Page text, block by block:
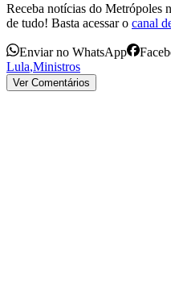
Receba notícias do Metrópoles
de tudo! Basta acessar o canal
Enviar no WhatsApp
Lula,Ministros
Ver Comentários